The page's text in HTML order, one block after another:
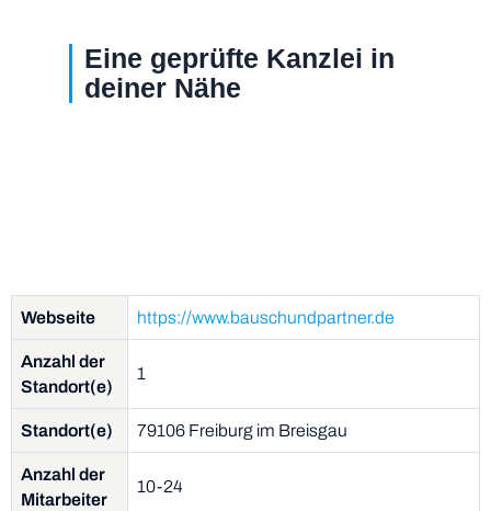
Eine geprüfte Kanzlei in
deiner Nähe
Webseite https://www.bauschundpartner.de
Anzahl der
Standort(e)
1
Standort(e) 79106 Freiburg im Breisgau
Anzahl der
Mitarbeiter
10-24